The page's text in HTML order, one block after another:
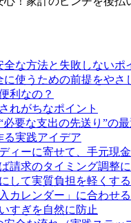
な方法と失敗しないポ
使うための前提をやさ
利なの？
れがちなポイント
要な支出の先送り”の
る実践アイデア
ィーに寄せて、手元現
請求のタイミング調整
して実質負担を軽くする
カレンダー」に合わせる
すぎを自然に防止